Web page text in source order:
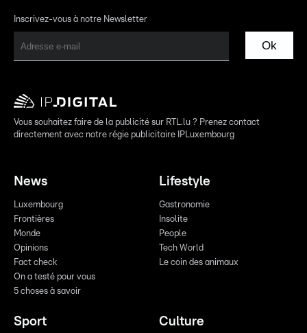
Inscrivez-vous à notre Newsletter
Ok
Vous souhaitez faire de la publicité sur RTL.lu ? Prenez contact
directement avec notre régie publicitaire IPLuxembourg
News
Luxembourg
Frontières
Monde
Opinions
Fact check
On a testé pour vous
5 choses à savoir
Lifestyle
Gastronomie
Insolite
People
Tech World
Le coin des animaux
Sport Culture